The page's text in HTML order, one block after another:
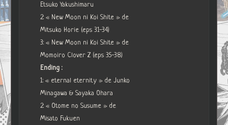
Etsuko Yakushimaru
2: « New Moon ni Koi Shite » de
Mitsuko Horie (eps 31-34)
3: « New Moon ni Koi Shite » de
Momoiro Clover Z (eps 35-38)
Ending :
1: « eternal eternity » de Junko
Minagawa & Sayaka Ohara
2: « Otome no Susume » de
Misato Fukuen